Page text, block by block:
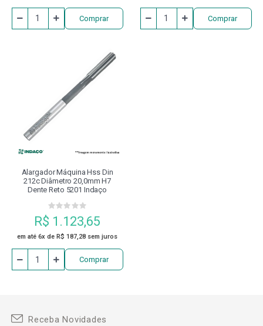
Comprar Comprar
Alargador Máquina Hss Din
212c Diâmetro 20,0mm H7
Dente Reto 5201 Indaço
R$ 1.123,65
em até 6x de R$ 187,28 sem juros
Comprar
Receba Novidades